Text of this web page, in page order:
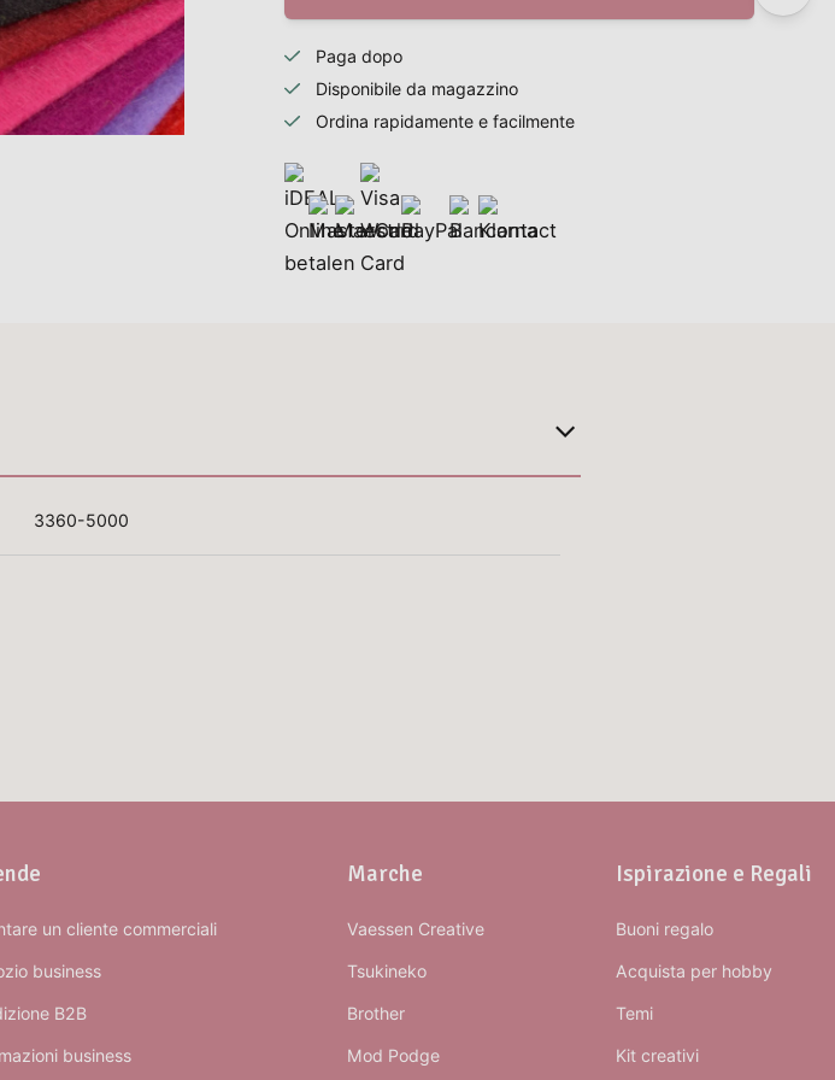
Paga dopo
Disponibile da magazzino
Ordina rapidamente e facilmente
3360-5000
un cliente commerciali
business
B2B
business
Marche
Vaessen Creative
Tsukineko
Brother
Mod Podge
Ispirazione e Regali
Buoni regalo
Acquista per hobby
Temi
Kit creativi